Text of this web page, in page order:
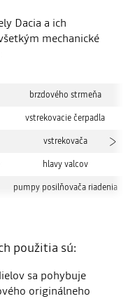
Dacia a ich
mechanické
brzdového strmeňa
vstrekovacie čerpadla
vstrekovača
hlavy valcov
pumpy posilňovača riadenia
použitia sú:
sa pohybuje
originálneho